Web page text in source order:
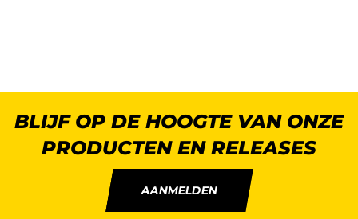
BLIJF OP DE HOOGTE VAN ONZE
PRODUCTEN EN RELEASES
AANMELDEN